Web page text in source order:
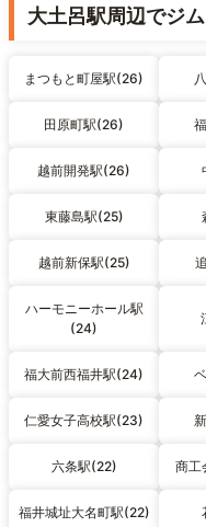
大土呂駅周辺でジ
まつもと町屋駅(26)
田原町駅(26)
越前開発駅(26)
東藤島駅(25)
越前新保駅(25)
ハーモニーホール駅
(24)
福大前西福井駅(24)
仁愛女子高校駅(23)
六条駅(22) 商工
福井城址大名町駅(22)